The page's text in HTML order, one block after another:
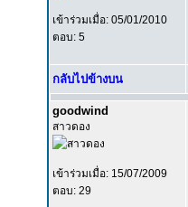
เข้าร่วมเมื่อ: 05/01/2010
ตอบ: 5
กลับไปข้างบน
goodwind
สาวดอง
เข้าร่วมเมื่อ: 15/07/2009
ตอบ: 29